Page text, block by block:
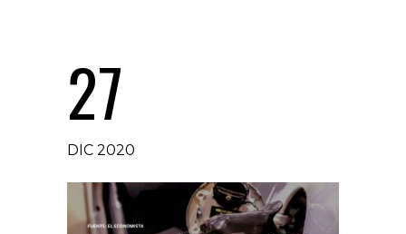
27
DIC 2020